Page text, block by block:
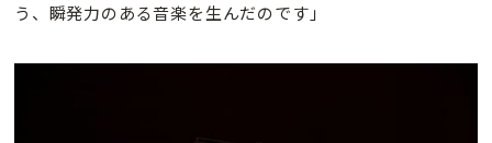
う、瞬発力のある音楽を生んだのです」